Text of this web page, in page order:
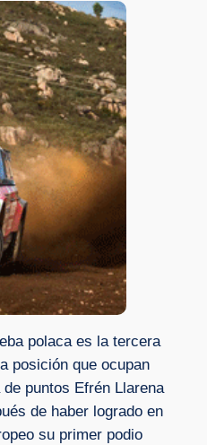
polaca es la tercera
posición que ocupan
puntos Efrén Llarena
de haber logrado en
su primer podio